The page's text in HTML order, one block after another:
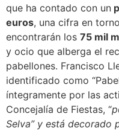
que ha contado con un
euros, una cifra en
encontrarán los 75 mil
y ocio que alberga el
pabellones. Francisco
identificado como
íntegramente por las
Concejalía de Fiestas, “
Selva” y está decorado